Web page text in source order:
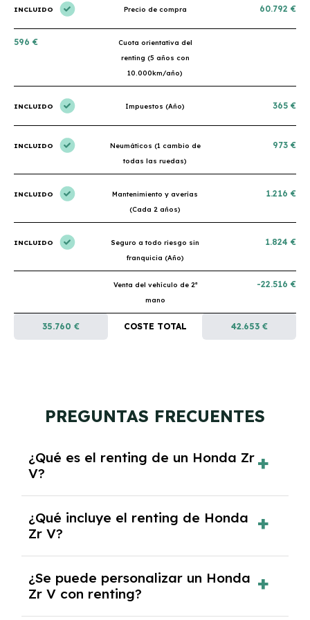
INCLUIDO Precio de compra 60.792 €
596 €
Cuota orientativa del
renting (5 años con
10.000km/año)
INCLUIDO Impuestos (Año) 365 €
INCLUIDO
Neumáticos (1 cambio de
todas las ruedas)
973 €
INCLUIDO
Mantenimiento y averías
(Cada 2 años)
1.216 €
INCLUIDO
Seguro a todo riesgo sin
franquicia (Año)
1.824 €
Venta del vehículo de 2ª
mano
-22.516 €
35.760 € COSTE TOTAL 42.653 €
PREGUNTAS FRECUENTES
¿Qué es el renting de un Honda Zr
V?
alquiler a largo plazo en el que pagas una
cuota mensual fija por el uso del coche
durante un periodo determinado,
generalmente entre 2 y 5 años.
¿Qué incluye el renting de Honda
Zr V?
seguro a todo riesgo, mantenimiento,
reparaciones, impuestos, asistencia en
carretera y gestión de la documentación.
¿Se puede personalizar un Honda
Zr V con renting?